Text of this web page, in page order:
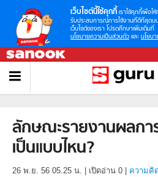
เว็บไซต์นี้ใช้คุกกี้ เราใช้คุกกี้เพื่อใ
รับประสบการณ์การใช้งานที่ดีที่สุดบ
เว็บไซต์ของเรา โปรดศึกษาเพิ่มเติมที่
นโยบายความเป็นส่วนตัว และ นโยบ
ลักษณะรายงานผลกา
เป็นแบบไหน?
26 พ.ย. 56 05.25 น. เปิดอ่าน 0 ความคิ